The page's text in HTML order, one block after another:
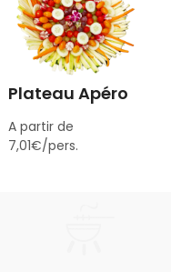
Plateau Apéro
A partir de
7,01€/pers.